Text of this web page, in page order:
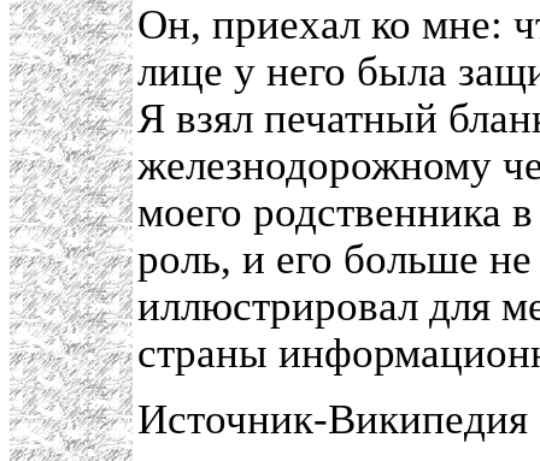
Он, приехал ко мне:
лице у него была
Я взял печатный
железнодорожному
моего родственника
роль, и его больше
иллюстрировал для
страны
Источник-Википедия